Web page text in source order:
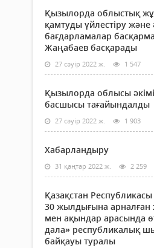
Қызылорда облыстық
қамтуды үйлестіру және
бағдарламалар
Жаңабаев басқарады
27 сәуір 2022 ж. 1 547
Қызылорда облысы
басшысы тағайындалды
27 сәуір 2022 ж. 1 903
Хабарландыру
31 қаңтар 2022 ж. 2 259
Қазақстан Республикасы
30 жылдығына
мен ақындар арасында
дала» республикалық
байқауы туралы